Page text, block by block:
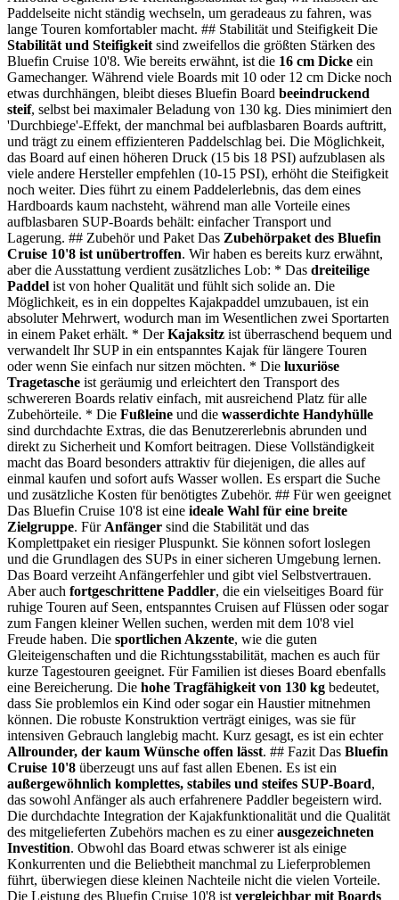
Paddelseite nicht ständig wechseln, um geradeaus zu fahren, was
lange Touren komfortabler macht. ## Stabilität und Steifigkeit Die
Stabilität und Steifigkeit sind zweifellos die größten Stärken des
Bluefin Cruise 10'8. Wie bereits erwähnt, ist die 16 cm Dicke ein
Gamechanger. Während viele Boards mit 10 oder 12 cm Dicke noch
etwas durchhängen, bleibt dieses Bluefin Board beeindruckend
steif, selbst bei maximaler Beladung von 130 kg. Dies minimiert den
'Durchbiege'-Effekt, der manchmal bei aufblasbaren Boards auftritt,
und trägt zu einem effizienteren Paddelschlag bei. Die Möglichkeit,
das Board auf einen höheren Druck (15 bis 18 PSI) aufzublasen als
viele andere Hersteller empfehlen (10-15 PSI), erhöht die Steifigkeit
noch weiter. Dies führt zu einem Paddelerlebnis, das dem eines
Hardboards kaum nachsteht, während man alle Vorteile eines
aufblasbaren SUP-Boards behält: einfacher Transport und
Lagerung. ## Zubehör und Paket Das Zubehörpaket des Bluefin
Cruise 10'8 ist unübertroffen. Wir haben es bereits kurz erwähnt,
aber die Ausstattung verdient zusätzliches Lob: * Das dreiteilige
Paddel ist von hoher Qualität und fühlt sich solide an. Die
Möglichkeit, es in ein doppeltes Kajakpaddel umzubauen, ist ein
absoluter Mehrwert, wodurch man im Wesentlichen zwei Sportarten
in einem Paket erhält. * DerKajaksitz ist überraschend bequem und
verwandelt Ihr SUP in ein entspanntes Kajak für längere Touren
oder wenn Sie einfach nur sitzen möchten. * Die luxuriöse
Tragetasche ist geräumig und erleichtert den Transport des
schwereren Boards relativ einfach, mit ausreichend Platz für alle
Zubehörteile. * Die Fußleine und die wasserdichte Handyhülle
sind durchdachte Extras, die das Benutzererlebnis abrunden und
direkt zu Sicherheit und Komfort beitragen. Diese Vollständigkeit
macht das Board besonders attraktiv für diejenigen, die alles auf
einmal kaufen und sofort aufs Wasser wollen. Es erspart die Suche
und zusätzliche Kosten für benötigtes Zubehör. ## Für wen geeignet
Das Bluefin Cruise 10'8 ist eine ideale Wahl für eine breite
Zielgruppe. Für Anfänger sind die Stabilität und das
Komplettpaket ein riesiger Pluspunkt. Sie können sofort loslegen
und die Grundlagen des SUPs in einer sicheren Umgebung lernen.
Das Board verzeiht Anfängerfehler und gibt viel Selbstvertrauen.
Aber auch fortgeschrittene Paddler, die ein vielseitiges Board für
ruhige Touren auf Seen, entspanntes Cruisen auf Flüssen oder sogar
zum Fangen kleiner Wellen suchen, werden mit dem 10'8 viel
Freude haben. Die sportlichen Akzente, wie die guten
Gleiteigenschaften und die Richtungsstabilität, machen es auch für
kurze Tagestouren geeignet. Für Familien ist dieses Board ebenfalls
eine Bereicherung. Die hohe Tragfähigkeit von 130 kg bedeutet,
dass Sie problemlos ein Kind oder sogar ein Haustier mitnehmen
können. Die robuste Konstruktion verträgt einiges, was sie für
intensiven Gebrauch langlebig macht. Kurz gesagt, es ist ein echter
Allrounder, der kaum Wünsche offen lässt. ## Fazit Das Bluefin
Cruise 10'8 überzeugt uns auf fast allen Ebenen. Es ist ein
außergewöhnlich komplettes, stabiles und steifes SUP-Board,
das sowohl Anfänger als auch erfahrenere Paddler begeistern wird.
Die durchdachte Integration der Kajakfunktionalität und die Qualität
des mitgelieferten Zubehörs machen es zu einerausgezeichneten
Investition. Obwohl das Board etwas schwerer ist als einige
Konkurrenten und die Beliebtheit manchmal zu Lieferproblemen
führt, überwiegen diese kleinen Nachteile nicht die vielen Vorteile.
Die Leistung des Bluefin Cruise 10'8 ist vergleichbar mit Boards